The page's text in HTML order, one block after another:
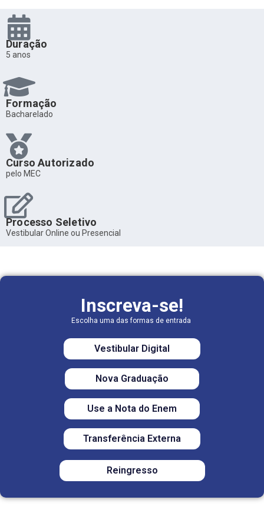
Duração
5 anos
Formação
Bacharelado
Curso Autorizado
pelo MEC
Processo Seletivo
Vestibular Online ou Presencial
Inscreva-se!
Escolha uma das formas de entrada
Vestibular Digital
Nova Graduação
Use a Nota do Enem
Transferência Externa
Reingresso